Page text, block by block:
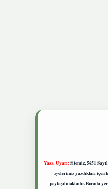
Yasal Uyarı:Sitemiz, 5651
üyelerimiz yazdıkları
paylaşılmaktadır. Burada